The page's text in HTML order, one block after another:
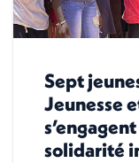
Sept
Jeunesse
solidarité